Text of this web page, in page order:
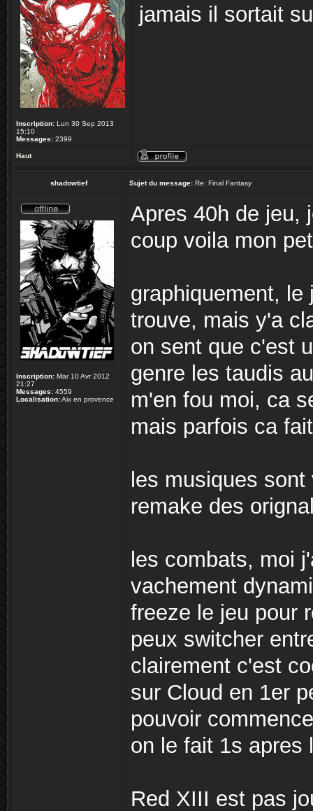
Inscription: Lun 30 Sep 2013
15:10
Messages: 2399
jamais il sortait
Haut
shadowtief Sujet du message: Re: Final Fantasy
Inscription: Mar 10 Avr 2012
21:27
Messages: 4559
Localisation:Aix en provence
Apres 40h de jeu,
coup voila mon
graphiquement, le
trouve, mais y'a
on sent que c'est
genre les taudis
m'en fou moi, ca
mais parfois ca
les musiques
remake des
les combats, moi
vachement
freeze le jeu pour
peux switcher
clairement c'est
sur Cloud en 1er
pouvoir
on le fait 1s apres
Red XIII est pas